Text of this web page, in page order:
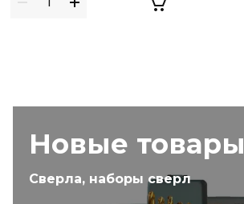
Новые товары
Сверла, наборы сверл